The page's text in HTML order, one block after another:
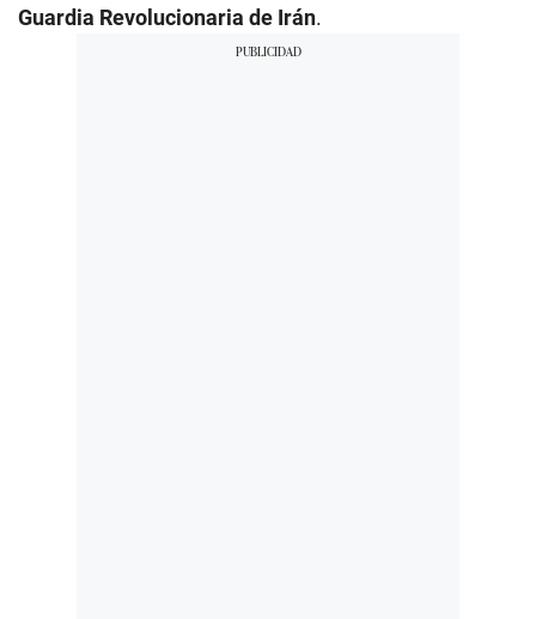
Guardia Revolucionaria de Irán.